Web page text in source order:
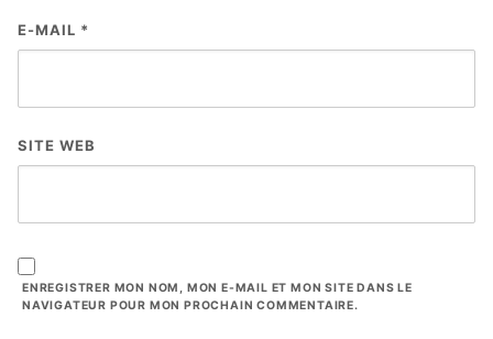
E-MAIL *
SITE WEB
ENREGISTRER MON NOM, MON E-MAIL ET MON SITE DANS LE
NAVIGATEUR POUR MON PROCHAIN COMMENTAIRE.